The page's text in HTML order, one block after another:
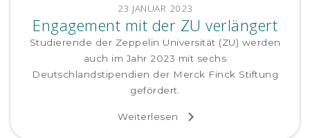
23 JANUAR 2023
Engagement mit der ZU verlängert
Studierende der Zeppelin Universität (ZU) werden
auch im Jahr 2023 mit sechs
Deutschlandstipendien der Merck Finck Stiftung
gefördert.
Weiterlesen